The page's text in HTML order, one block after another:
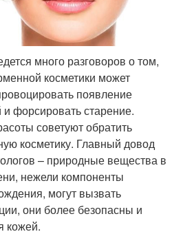
много разговоров о том,
косметики может
появление
и форсировать старение.
советуют обратить
косметику. Главный довод
– природные вещества в
нежели компоненты
могут вызвать
они более безопасны и
кожей.